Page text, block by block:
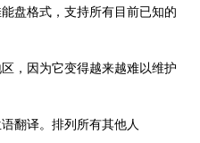
盘格式，支持所有目前已知的
，因为它变得越来越难以维护
翻译。排列所有其他人